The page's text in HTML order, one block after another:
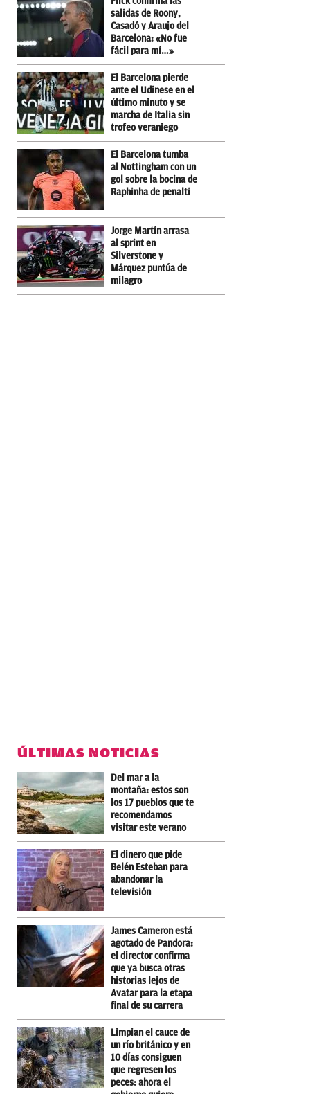
salidas de Roony,
Casadó y Araujo del
Barcelona: «No fue
fácil para mí…»
El Barcelona pierde
ante el Udinese en el
último minuto y se
marcha de Italia sin
trofeo veraniego
El Barcelona tumba
al Nottingham con un
gol sobre la bocina de
Raphinha de penalti
Jorge Martín arrasa
al sprint en
Silverstone y
Márquez puntúa de
milagro
ÚLTIMAS NOTICIAS
Del mar a la
montaña: estos son
los 17 pueblos que te
recomendamos
visitar este verano
El dinero que pide
Belén Esteban para
abandonar la
televisión
James Cameron está
agotado de Pandora:
el director confirma
que ya busca otras
historias lejos de
Avatar para la etapa
final de su carrera
Limpian el cauce de
un río británico y en
10 días consiguen
que regresen los
peces: ahora el